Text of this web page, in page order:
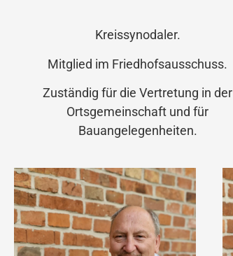
Kreissynodaler.
Mitglied im Friedhofsausschuss.
Zuständig für die Vertretung in der
Ortsgemeinschaft und für
Bauangelegenheiten.